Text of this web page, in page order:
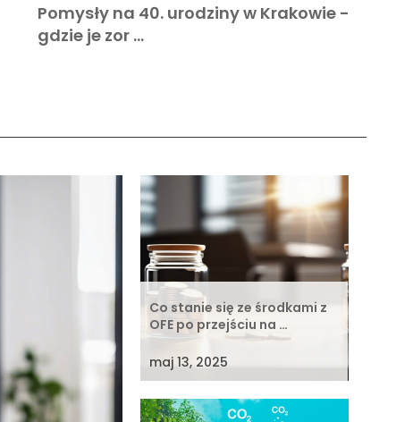
Pomysły na 40. urodziny w Krakowie -
gdzie je zor …
Co stanie się ze środkami z
OFE po przejściu na …
maj 13, 2025